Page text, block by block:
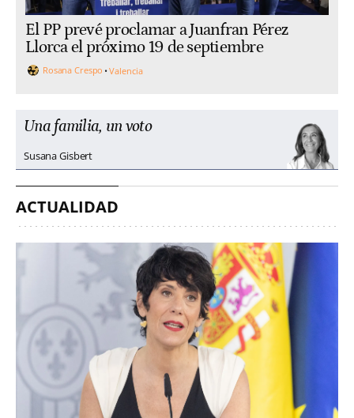
El PP prevé proclamar a Juanfran Pérez
Llorca el próximo 19 de septiembre
Rosana Crespo Valencia
Una familia, un voto
Susana Gisbert
ACTUALIDAD